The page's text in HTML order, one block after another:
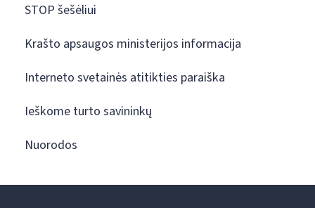
STOP šešėliui
Krašto apsaugos ministerijos informacija
Interneto svetainės atitikties paraiška
Ieškome turto savininkų
Nuorodos